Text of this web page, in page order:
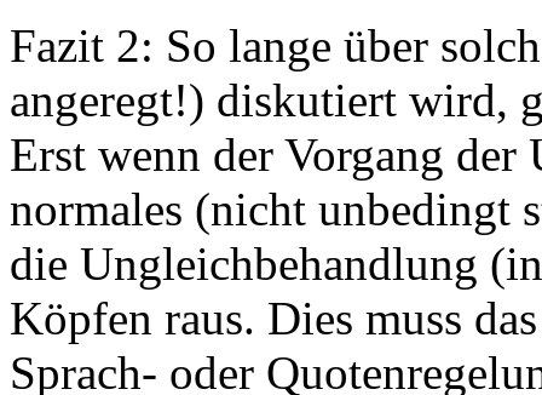
Fazit 2: So lange über
angeregt!) diskutiert wird,
Erst wenn der Vorgang
normales (nicht unbedingt
die Ungleichbehandlung
Köpfen raus. Dies muss
Sprach- oder